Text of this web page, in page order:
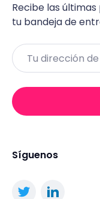
Recibe las
tu bandeja de
Email
Síguenos